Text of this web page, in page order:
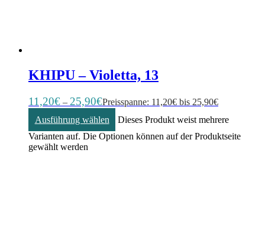
KHIPU – Violetta, 13
11,20€ – 25,90€Preisspanne: 11,20€ bis 25,90€
Ausführung wählen
Dieses Produkt weist mehrere
Varianten auf. Die Optionen können auf der Produktseite
gewählt werden